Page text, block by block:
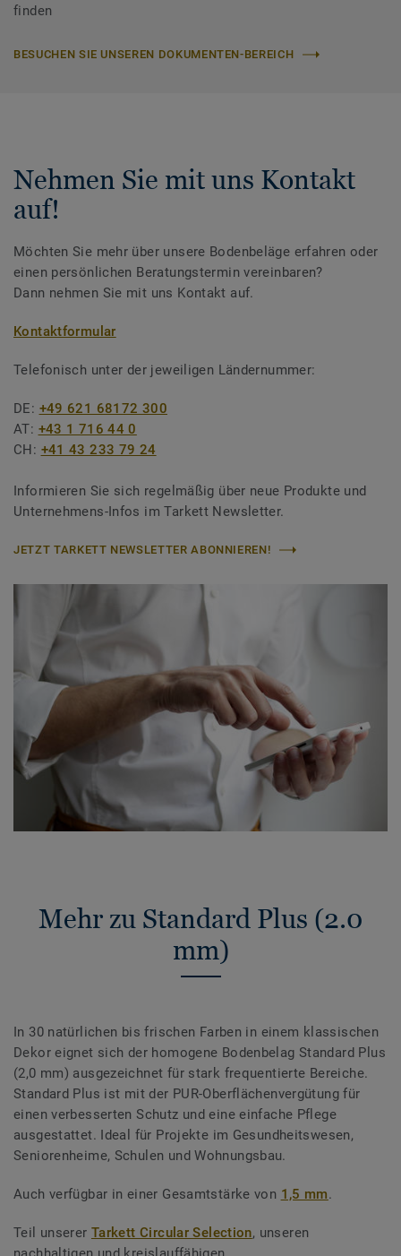
finden
BESUCHEN SIE UNSEREN DOKUMENTEN-BEREICH
Nehmen Sie mit uns Kontakt
auf!
Möchten Sie mehr über unsere Bodenbeläge erfahren oder
einen persönlichen Beratungstermin vereinbaren?
Dann nehmen Sie mit uns Kontakt auf.
Kontaktformular
Telefonisch unter der jeweiligen Ländernummer:
DE: +49 621 68172 300
AT: +43 1 716 44 0
CH: +41 43 233 79 24
Informieren Sie sich regelmäßig über neue Produkte und
Unternehmens-Infos im Tarkett Newsletter.
JETZT TARKETT NEWSLETTER ABONNIEREN!
Mehr zu Standard Plus (2.0
mm)
In 30 natürlichen bis frischen Farben in einem klassischen
Dekor eignet sich der homogene Bodenbelag Standard Plus
(2,0 mm) ausgezeichnet für stark frequentierte Bereiche.
Standard Plus ist mit der PUR-Oberflächenvergütung für
einen verbesserten Schutz und eine einfache Pflege
ausgestattet. Ideal für Projekte im Gesundheitswesen,
Seniorenheime, Schulen und Wohnungsbau.
Auch verfügbar in einer Gesamtstärke von 1,5 mm.
Teil unserer Tarkett Circular Selection, unseren